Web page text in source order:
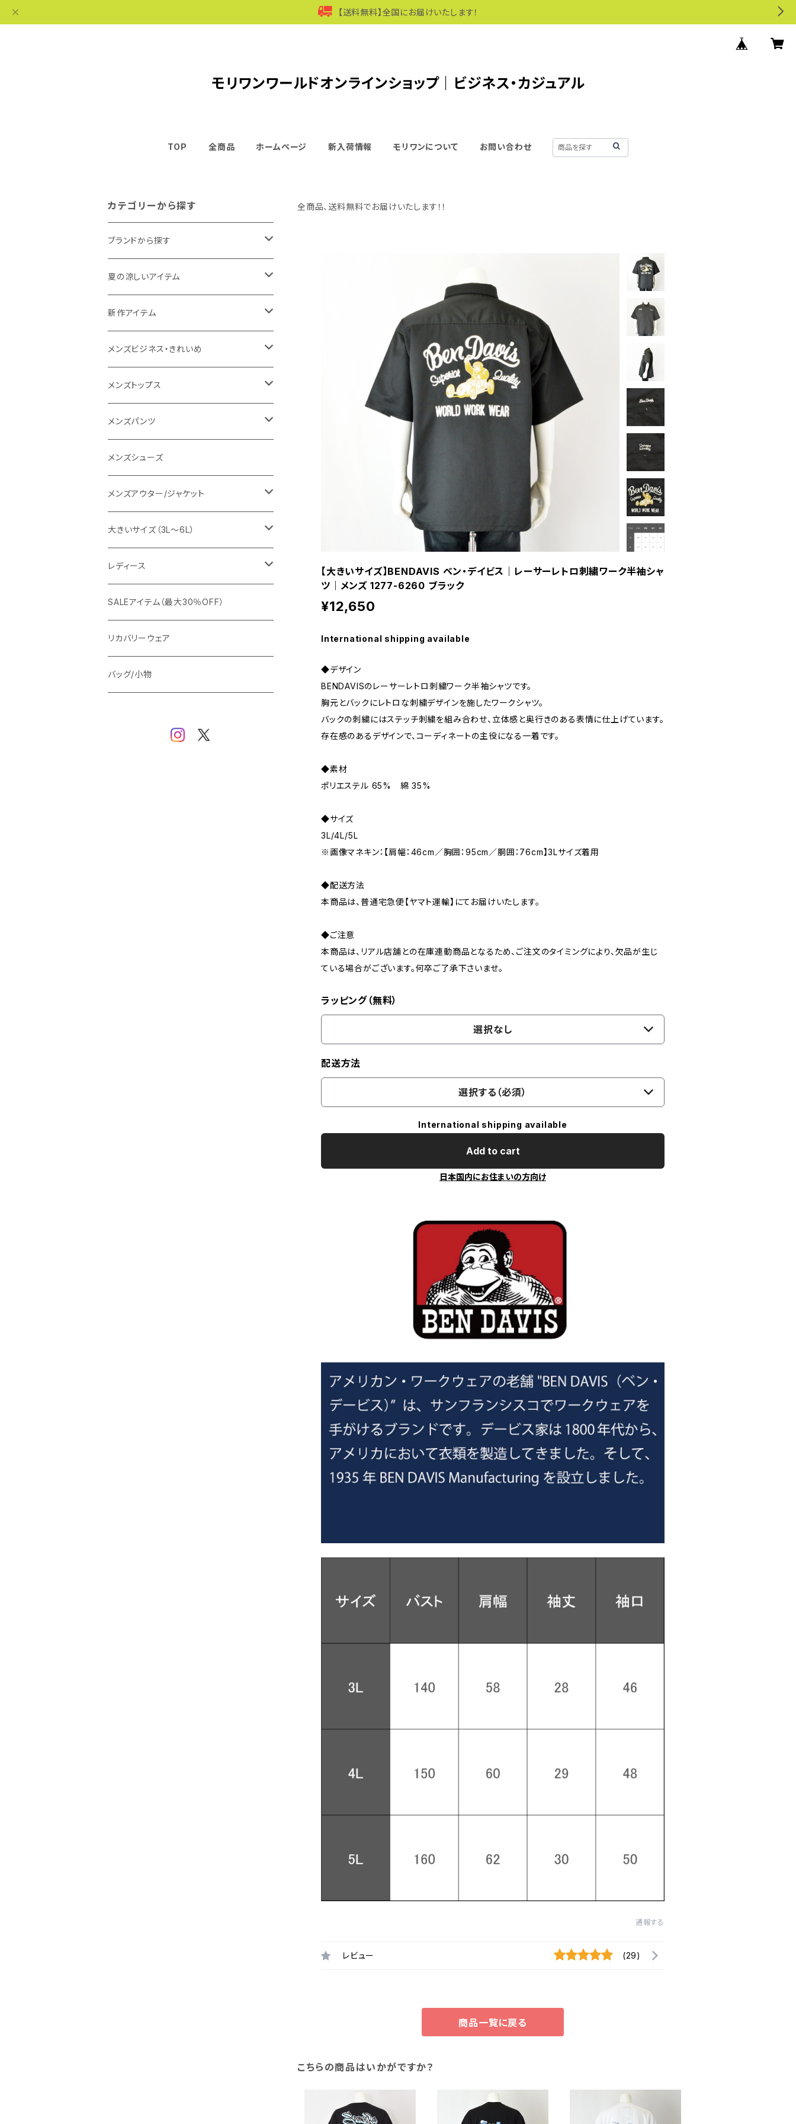
【送料無料】全国にお届けいたします！
モリワンワールドオンラインショップ｜ビジネス・カジュアル
TOP 全商品 ホームページ 新入荷情報 モリワンについて お問い合わせ
全商品、送料無料でお届けいたします！！
【大きいサイズ】BENDAVIS ベン・デイビス｜レーサーレトロ刺繍ワーク半袖シャ
ツ｜メンズ 1277-6260 ブラック
¥12,650
International shipping available
◆デザイン
BENDAVISのレーサーレトロ刺繍ワーク半袖シャツです。
胸元とバックにレトロな刺繍デザインを施したワークシャツ。
バックの刺繍にはステッチ刺繍を組み合わせ、立体感と奥行きのある表情に仕上げています。
存在感のあるデザインで、コーディネートの主役になる一着です。
◆素材
ポリエステル 65% 綿 35%
◆サイズ
3L/4L/5L
※画像マネキン：【肩幅：46cm／胸囲：95cm／胴囲：76cm】3Lサイズ着用
◆配送方法
本商品は、普通宅急便【ヤマト運輸】にてお届けいたします。
◆ご注意
本商品は、リアル店舗との在庫連動商品となるため、ご注文のタイミングにより、欠品が生じ
ている場合がございます。何卒ご了承下さいませ。
ラッピング（無料）
選択なし
配送方法
選択する（必須）
International shipping available
Add to cart
日本国内にお住まいの方向け
通報する
レビュー (29)
商品一覧に戻る
こちらの商品はいかがですか？
カテゴリーから探す
ブランドから探す
THE NORTH FACE
NANGA
1PIU1UGUALE3 RELAX
go slow caravan
SY32 by SWEET YEARS
URBAN SQUARE
EDWIN
snow peak
G-stage
TETEHOMME
TAION
夏の涼しいアイテム
メンズ
レディース
新作アイテム
メンズ
レディース
メンズビジネス・きれいめ
スーツ
カジュアルセットアップ
スラックス
ワイシャツ
シューズ
フォーマル
Tシャツ/ポロシャツ
メンズトップス
Tシャツ/カットソー
シャツ/ポロシャツ
パーカー/スウェット
ニット
メンズパンツ
デニムパンツ
イージーパンツ
スラックス
メンズシューズ
メンズアウター/ジャケット
ジャケット
カジュアルジャケット
ビジネスジャケット
ブルゾン
コート
マウンテンパーカー/アウトドア
ダウン / 中綿アウター
大きいサイズ（3L～6L）
ビジネス
セットアップ
ワイシャツ
カジュアル
ニット/Tシャツ/カットソー
スウェット/パーカー
アウター
レディース
アウター
トップス（ブラウス/カットソー）
ジャケット
SALEアイテム（最大30％OFF）
リカバリーウェア
バッグ/小物